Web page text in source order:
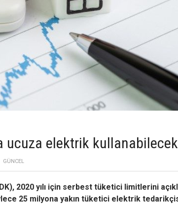
ucuza elektrik kullanabilecek
GÜNCEL
2020 yılı için serbest tüketici limitlerini
25 milyona yakın tüketici elektrik